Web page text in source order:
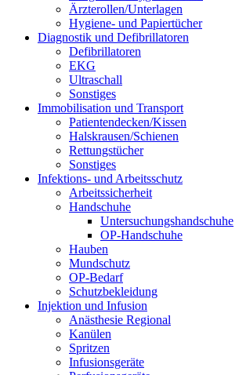
Ärzterollen/Unterlagen
Hygiene- und Papiertücher
Diagnostik und Defibrillatoren
Defibrillatoren
EKG
Ultraschall
Sonstiges
Immobilisation und Transport
Patientendecken/Kissen
Halskrausen/Schienen
Rettungstücher
Sonstiges
Infektions- und Arbeitsschutz
Arbeitssicherheit
Handschuhe
Untersuchungshandschuhe
OP-Handschuhe
Hauben
Mundschutz
OP-Bedarf
Schutzbekleidung
Injektion und Infusion
Anästhesie Regional
Kanülen
Spritzen
Infusionsgeräte